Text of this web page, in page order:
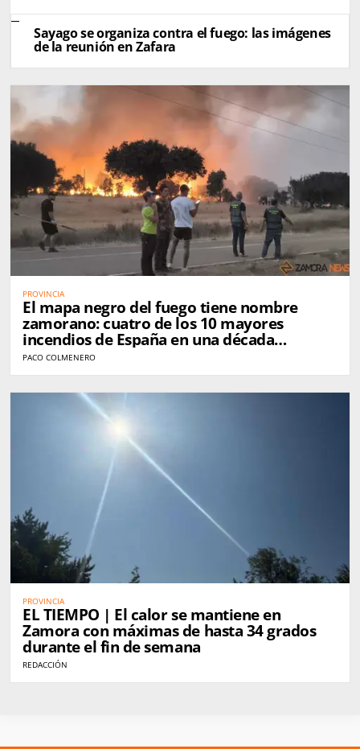
Sayago se organiza contra el fuego: las imágenes
de la reunión en Zafara
PROVINCIA
El mapa negro del fuego tiene nombre
zamorano: cuatro de los 10 mayores
incendios de España en una década
golpearon Zamora
PACO COLMENERO
PROVINCIA
EL TIEMPO | El calor se mantiene en
Zamora con máximas de hasta 34 grados
durante el fin de semana
REDACCIÓN